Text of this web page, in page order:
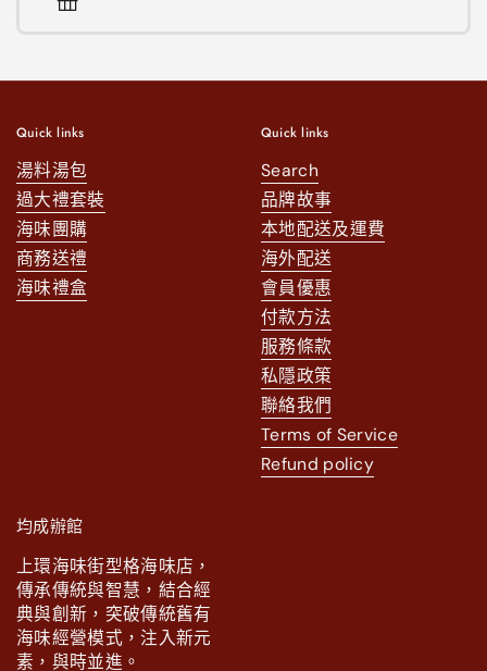
Quick links
湯料湯包
過大禮套裝
海味團購
商務送禮
海味禮盒
Quick links
Search
品牌故事
本地配送及運費
海外配送
會員優惠
付款方法
服務條款
私隱政策
聯絡我們
Terms of Service
Refund policy
均成辦館
上環海味街型格海味店，
傳承傳統與智慧，結合經
典與創新，突破傳統舊有
海味經營模式，注入新元
素，與時並進。